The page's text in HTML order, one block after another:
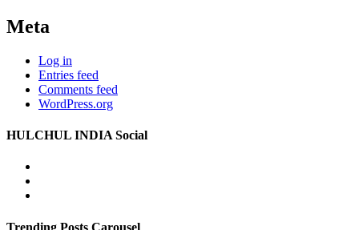
Meta
Log in
Entries feed
Comments feed
WordPress.org
HULCHUL INDIA Social
Trending Posts Carousel